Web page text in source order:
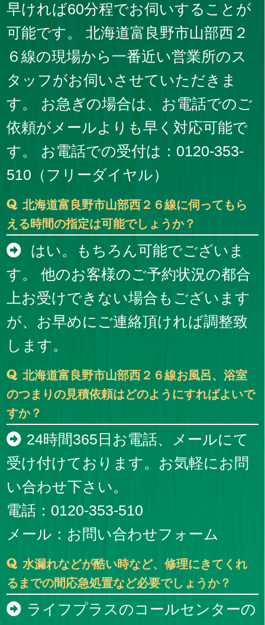
早ければ60分程でお伺いすることが
可能です。 北海道富良野市山部西２
６線の現場から一番近い営業所のス
タッフがお伺いさせていただきま
す。 お急ぎの場合は、お電話でのご
依頼がメールよりも早く対応可能で
す。 お電話での受付は：0120-353-
510（フリーダイヤル）
北海道富良野市山部西２６線に伺ってもら
える時間の指定は可能でしょうか？
はい。もちろん可能でございま
す。 他のお客様のご予約状況の都合
上お受けできない場合もございます
が、お早めにご連絡頂ければ調整致
します。
北海道富良野市山部西２６線お風呂、浴室
のつまりの見積依頼はどのようにすればよいで
すか？
24時間365日お電話、メールにて
受け付けております。お気軽にお問
い合わせ下さい。
電話：0120-353-510
メール： お問い合わせフォーム
水漏れなどが酷い時など、修理にきてくれ
るまでの間応急処置など必要でしょうか？
ライフプラスのコールセンターの